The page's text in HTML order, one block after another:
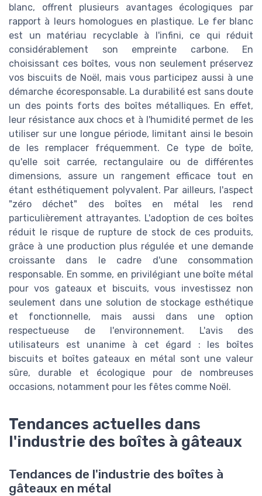
blanc, offrent plusieurs avantages écologiques par
rapport à leurs homologues en plastique. Le fer blanc
est un matériau recyclable à l'infini, ce qui réduit
considérablement son empreinte carbone. En
choisissant ces boîtes, vous non seulement préservez
vos biscuits de Noël, mais vous participez aussi à une
démarche écoresponsable. La durabilité est sans doute
un des points forts des boîtes métalliques. En effet,
leur résistance aux chocs et à l'humidité permet de les
utiliser sur une longue période, limitant ainsi le besoin
de les remplacer fréquemment. Ce type de boîte,
qu'elle soit carrée, rectangulaire ou de différentes
dimensions, assure un rangement efficace tout en
étant esthétiquement polyvalent. Par ailleurs, l'aspect
"zéro déchet" des boîtes en métal les rend
particulièrement attrayantes. L'adoption de ces boîtes
réduit le risque de rupture de stock de ces produits,
grâce à une production plus régulée et une demande
croissante dans le cadre d'une consommation
responsable. En somme, en privilégiant une boîte métal
pour vos gateaux et biscuits, vous investissez non
seulement dans une solution de stockage esthétique
et fonctionnelle, mais aussi dans une option
respectueuse de l'environnement. L'avis des
utilisateurs est unanime à cet égard : les boîtes
biscuits et boîtes gateaux en métal sont une valeur
sûre, durable et écologique pour de nombreuses
occasions, notamment pour les fêtes comme Noël.
Tendances actuelles dans
l'industrie des boîtes à gâteaux
Tendances de l'industrie des boîtes à
gâteaux en métal